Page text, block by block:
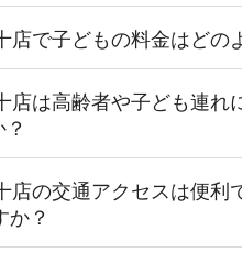
店で子どもの料金はどの
店は高齢者や子ども連れ
店の交通アクセスは便利
？